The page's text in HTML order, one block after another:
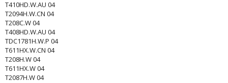
T410HD.W.AU 04
T2094H.W.CN 04
T208C.W 04
T408HD.W.AU 04
TDC1781H.W.P 04
T611HX.W.CN 04
T208H.W 04
T611HX.W 04
T2087H.W 04